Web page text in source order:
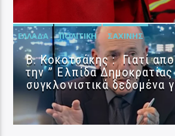
ΕΛΛΆΔΑ ΠΟΛΙΤΙΚΉ ΣΑΧΊΝΗΣ
Β. Κοκοτσάκης : Γιατί
την ” Ελπίδα
συγκλονιστικά δεδομένα